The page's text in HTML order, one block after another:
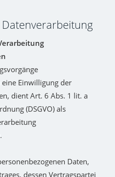
Einwilligung der
dient Art. 6 Abs. 1 lit. a
(DSGVO) als
Daten,
dessen Vertragspartei